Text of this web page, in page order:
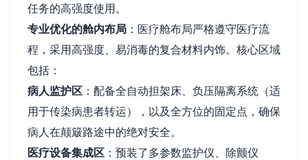
任务的高强度使用。
专业优化的舱内布局 ：医疗舱布局严格遵守医疗流
程，采用高强度、易消毒的复合材料内饰。核心区域
包括：
病人监护区 ：配备全自动担架床、负压隔离系统（适
用于传染病患者转运），以及全方位的固定点，确保
病人在颠簸路途中的绝对安全。
医疗设备集成区 ：预装了多参数监护仪、除颤仪